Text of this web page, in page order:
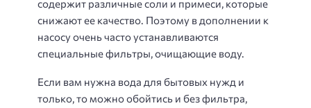
содержит различные соли и примеси, которые
снижают ее качество. Поэтому в дополнении к
насосу очень часто устанавливаются
специальные фильтры, очищающие воду.
Если вам нужна вода для бытовых нужд и
только, то можно обойтись и без фильтра,